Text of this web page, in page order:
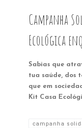
Campanha
Ecológica
Sabias que
tua saúde, dos
que em
Kit Casa
campanha